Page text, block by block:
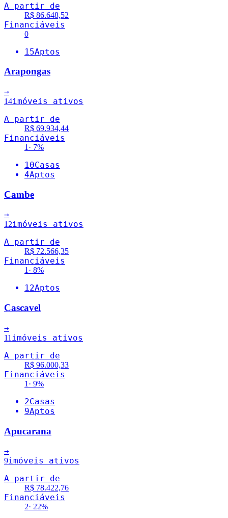
A partir de
R$ 86.648,52
Financiáveis
0
15Aptos
Arapongas
→
14imóveis ativos
A partir de
R$ 69.934,44
Financiáveis
1 · 7%
10Casas
4Aptos
Cambe
→
12imóveis ativos
A partir de
R$ 72.566,35
Financiáveis
1· 8%
12Aptos
Cascavel
→
11 imóveis ativos
A partir de
R$ 96.000,33
Financiáveis
1 · 9%
2Casas
9Aptos
Apucarana
→
9imóveis ativos
A partir de
R$ 78.422,76
Financiáveis
2· 22%